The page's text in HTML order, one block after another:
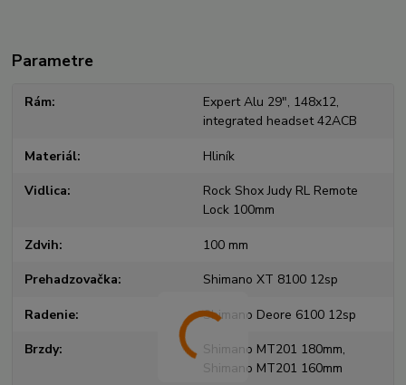
Parametre
Rám
Expert Alu 29", 148x12,
integrated headset 42ACB
Materiál Hliník
Vidlica
Rock Shox Judy RL Remote
Lock 100mm
Zdvih 100 mm
Prehadzovačka Shimano XT 8100 12sp
Radenie Shimano Deore 6100 12sp
Brzdy
Shimano MT201 180mm,
Shimano MT201 160mm